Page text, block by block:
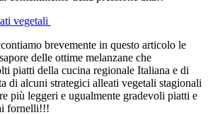
vegetali
brevemente in questo articolo le
delle ottime melanzane che
piatti della cucina regionale Italiana e di
di alcuni strategici alleati vegetali stagionali
più leggeri e ugualmente gradevoli piatti e
fornelli!!!